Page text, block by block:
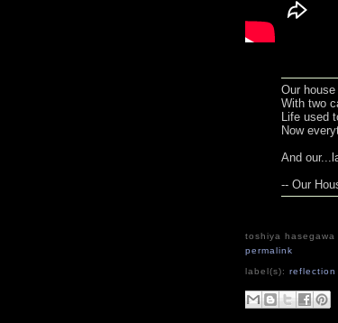
Our
With two
Life used
Now
And
-- Our
toshiya hasegawa
permalink
label(s):reflection